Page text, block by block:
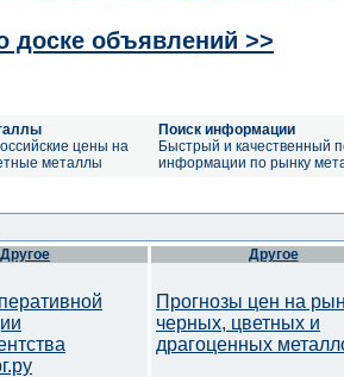
доске объявлений >>
цены на
металлы
Поиск информации
Быстрый и качественный
информации по рынку
Другое Другое
Прогнозы цен на
черных, цветных и
драгоценных